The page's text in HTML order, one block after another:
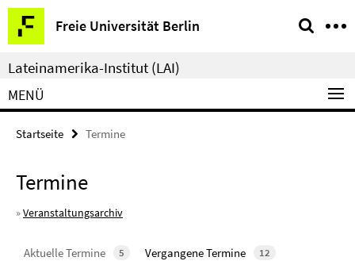
Springe
direkt
zu
Inhalt
Freie Universität Berlin
Service-
Navigation
Lateinamerika-Institut (LAI)
MENÜ
Startseite Termine
Termine
»Veranstaltungsarchiv
5
Aktuelle Termine 12
Vergangene Termine